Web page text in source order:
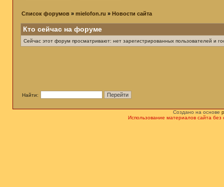
Список форумов » mielofon.ru » Новости сайта
Кто сейчас на форуме
Сейчас этот форум просматривают: нет зарегистрированных пользователей и
Найти:
Создано на основе
Использование материалов сайта